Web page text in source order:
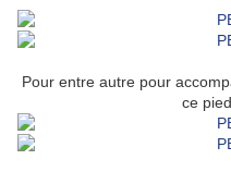
Pour entre autre pour
ce